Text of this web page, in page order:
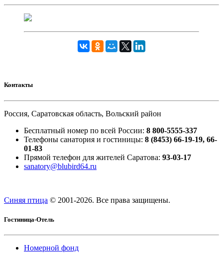
Контакты
Россия, Саратовская область, Вольский район
Бесплатный номер по всей России: 8 800-5555-337
Телефоны санатория и гостиницы: 8 (8453) 66-19-19, 66-
01-83
Прямой телефон для жителей Саратова: 93-03-17
sanatory@blubird64.ru
Синяя птица © 2001-2026. Все права защищены.
Гостиница-Отель
Номерной фонд